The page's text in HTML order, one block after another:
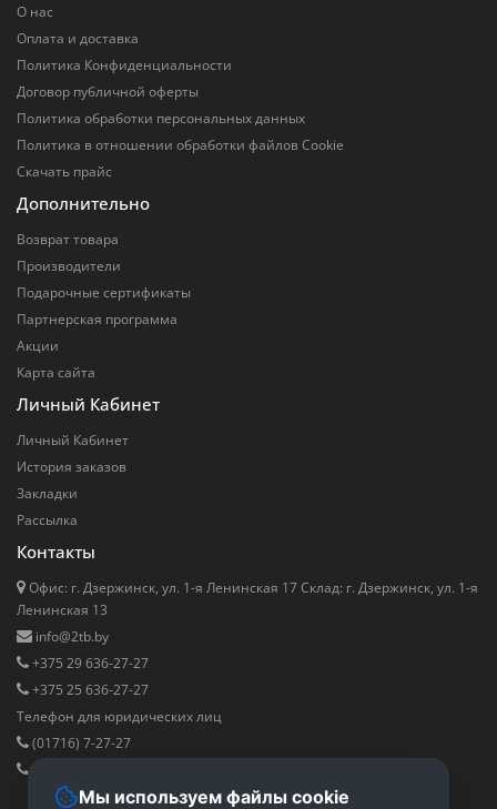
О нас
Оплата и доставка
Политика Конфиденциальности
Договор публичной оферты
Политика обработки персональных данных
Политика в отношении обработки файлов Cookie
Скачать прайс
Дополнительно
Возврат товара
Производители
Подарочные сертификаты
Партнерская программа
Акции
Карта сайта
Личный Кабинет
Личный Кабинет
История заказов
Закладки
Рассылка
Контакты
Офис: г. Дзержинск, ул. 1-я Ленинская 17 Cклад: г. Дзержинск, ул. 1-я
Ленинская 13
info@2tb.by
+375 29 636-27-27
+375 25 636-27-27
Телефон для юридических лиц
(01716) 7-27-27
+375 29 811-88-00
Мы используем файлы cookie